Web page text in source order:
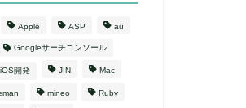
Apple ASP au
Googleサーチコンソール
iOS開発 JIN Mac
mineo Ruby